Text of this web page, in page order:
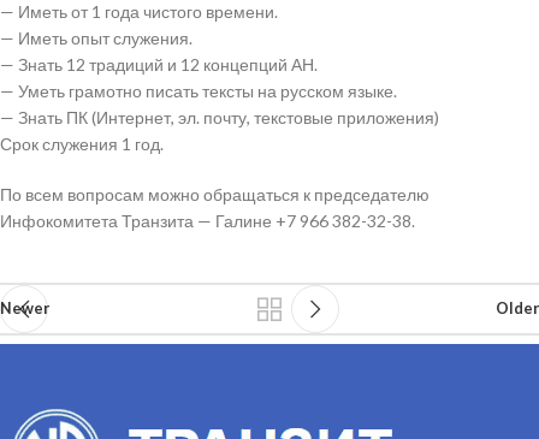
— Иметь от 1 года чистого времени.
— Иметь опыт служения.
— Знать 12 традиций и 12 концепций АН.
— Уметь грамотно писать тексты на русском языке.
— Знать ПК (Интернет, эл. почту, текстовые приложения)
Срок служения 1 год.
По всем вопросам можно обращаться к председателю
Инфокомитета Транзита — Галине +7 966 382-32-38.
Newer Older